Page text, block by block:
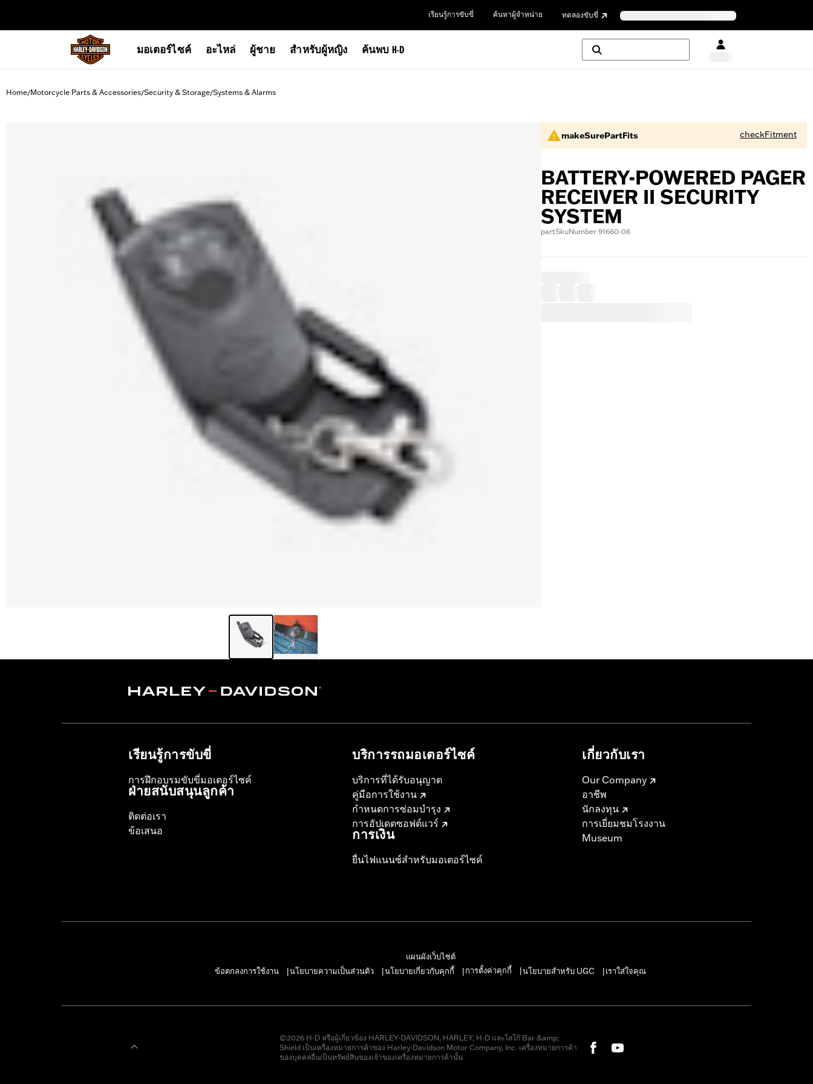
เรียนรู้การขับขี่ ค้นหาผู้จำหน่าย ทดลองขับขี่
มอเตอร์ไซค์ อะไหล่ ผู้ชาย สำหรับผู้หญิง ค้นพบ H-D
Home/Motorcycle Parts & Accessories/Security & Storage/Systems & Alarms
makeSurePartFits checkFitment
BATTERY-POWERED PAGER
RECEIVER II SECURITY
SYSTEM
partSkuNumber 91660-06
เรียนรู้การขับขี่
การฝึกอบรมขับขี่มอเตอร์ไซค์
ฝ่ายสนับสนุนลูกค้า
ติดต่อเรา
ข้อเสนอ
บริการรถมอเตอร์ไซค์​
บริการที่ได้รับอนุญาต
คู่มือการใช้งาน
กำหนดการซ่อมบำรุง
การอัปเดตซอฟต์แวร์
การเงิน
ยื่นไฟแนนซ์สำหรับมอเตอร์ไซค์
เกี่ยวกับเรา
Our Company
อาชีพ
นักลงทุน
การเยี่ยมชมโรงงาน
Museum
แผนผังเว็บไซต์
ข้อตกลงการใช้งาน
นโยบายความเป็นส่วนตัว นโยบายเกี่ยวกับคุกกี้ การตั้งค่าคุกกี้ นโยบายสำหรับ UGC เราใส่ใจคุณ
©2026 H-D หรือผู้เกี่ยวข้อง HARLEY-DAVIDSON, HARLEY, H-D และโลโก้ Bar &amp;
Shield เป็นเครื่องหมายการค้าของ Harley-Davidson Motor Company, Inc. เครื่องหมายการค้า
ของบุคคลอื่นเป็นทรัพย์สินของเจ้าของเครื่องหมายการค้านั้น